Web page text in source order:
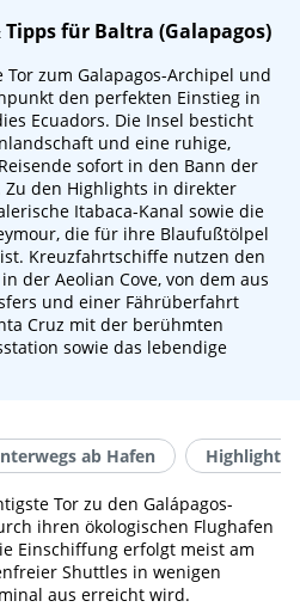
für Baltra (Galapagos)
zum Galapagos-Archipel und
den perfekten Einstieg in
Ecuadors. Die Insel besticht
und eine ruhige,
sofort in den Bann der
den Highlights in direkter
Itabaca-Kanal sowie die
die für ihre Blaufußtölpel
Kreuzfahrtschiffe nutzen den
der Aeolian Cove, von dem aus
und einer Fährüberfahrt
Cruz mit der berühmten
sowie das lebendige
ab Hafen Highlights
Tor zu den Galápagos-
ihren ökologischen Flughafen
Einschiffung erfolgt meist am
Shuttles in wenigen
aus erreicht wird.